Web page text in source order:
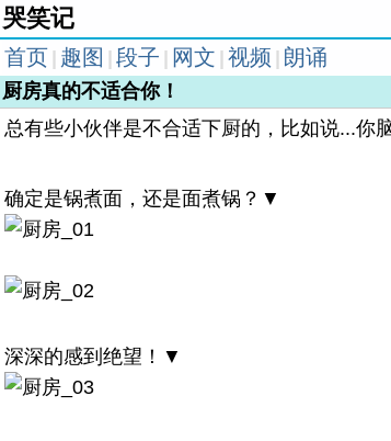
哭笑记
首页 趣图 段子 网文 视频 朗诵
厨房真的不适合你！
总有些小伙伴是不合适下厨的，比如说...你
确定是锅煮面，还是面煮锅？▼
深深的感到绝望！▼